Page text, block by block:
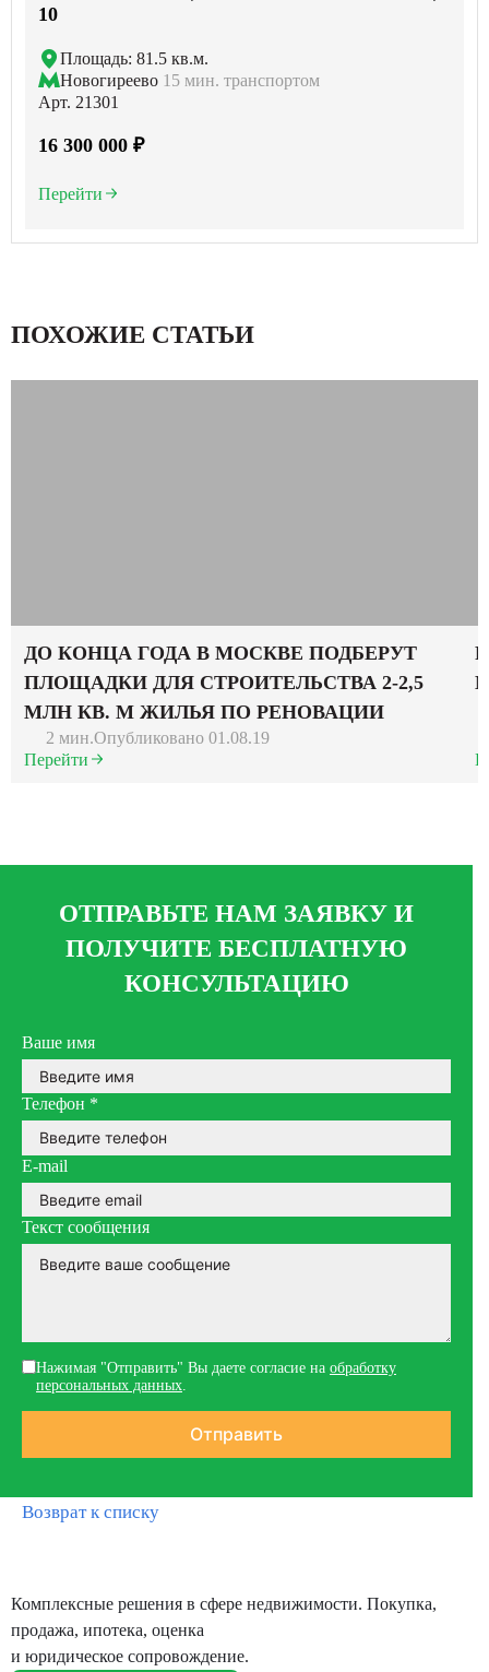
10
Площадь: 81.5 кв.м.
Новогиреево 15 мин. транспортом
Арт. 21301
16 300 000 ₽
Перейти
ПОХОЖИЕ СТАТЬИ
ДО КОНЦА ГОДА В МОСКВЕ ПОДБЕРУТ
ПЛОЩАДКИ ДЛЯ СТРОИТЕЛЬСТВА 2-2,5
МЛН КВ. М ЖИЛЬЯ ПО РЕНОВАЦИИ
2 мин.Опубликовано 01.08.19
Перейти
ОТПРАВЬТЕ НАМ ЗАЯВКУ И
ПОЛУЧИТЕ БЕСПЛАТНУЮ
КОНСУЛЬТАЦИЮ
Ваше имя
Телефон *
E-mail
Текст сообщения
Нажимая "Отправить" Вы даете согласие на обработку
персональных данных.
Возврат к списку
Комплексные решения в сфере недвижимости. Покупка,
продажа, ипотека, оценка
и юридическое сопровождение.